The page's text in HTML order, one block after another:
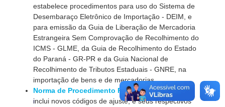
estabelece procedimentos para uso do Sistema de
Desembaraço Eletrônico de Importação - DEIM, e
para emissão da Guia de Liberação de Mercadoria
Estrangeira Sem Comprovação de Recolhimento do
ICMS - GLME, da Guia de Recolhimento do Estado
do Paraná - GR-PR e da Guia Nacional de
Recolhimento de Tributos Estaduais - GNRE, na
importação de bens e de mercadorias
Norma de Procedimento Fiscal nº 103/2015-
inclui novos códigos de ajuste, e seus respectivos